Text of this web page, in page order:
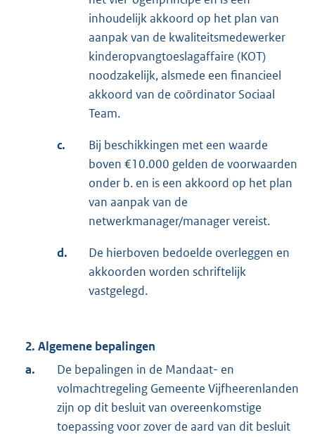
inhoudelijk akkoord op het plan van
aanpak van de kwaliteitsmedewerker
kinderopvangtoeslagaffaire (KOT)
noodzakelijk, alsmede een financieel
akkoord van de coördinator Sociaal
Team.
c.
Bij beschikkingen met een waarde
boven €10.000 gelden de voorwaarden
onder b. en is een akkoord op het plan
van aanpak van de
netwerkmanager/manager vereist.
d.
De hierboven bedoelde overleggen en
akkoorden worden schriftelijk
vastgelegd.
2. Algemene bepalingen
a.
De bepalingen in de Mandaat- en
volmachtregeling Gemeente Vijfheerenlanden
zijn op dit besluit van overeenkomstige
toepassing voor zover de aard van dit besluit